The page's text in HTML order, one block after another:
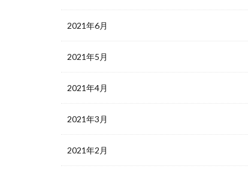
2021年6月
2021年5月
2021年4月
2021年3月
2021年2月